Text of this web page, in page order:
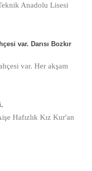
Anadolu Lisesi
var. Darısı Bozkır
var. Her akşam
Hafızlık Kız Kur'an